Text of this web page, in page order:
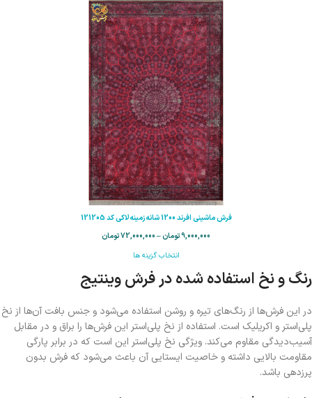
فرش ماشینی افرند 1200 شانه زمینه لاکی کد 121205
9,000,000تومان–
72,000,000تومان
انتخاب گزینه ها
رنگ و نخ استفاده شده در فرش وینتیج
در این فرش‌ها از رنگ‌های تیره و روشن استفاده می‌شود و جنس بافت آن‌ها از نخ
پلی‌استر و اکریلیک است. استفاده از نخ پلی‌استر این فرش‌ها را براق و در مقابل
آسیب‌دیدگی مقاوم می‌کند. ویژگی نخ پلی‌استر این است که در برابر پارگی
مقاومت بالایی داشته و خاصیت ایستایی آن باعث می‌شود که فرش بدون
پرزدهی باشد.